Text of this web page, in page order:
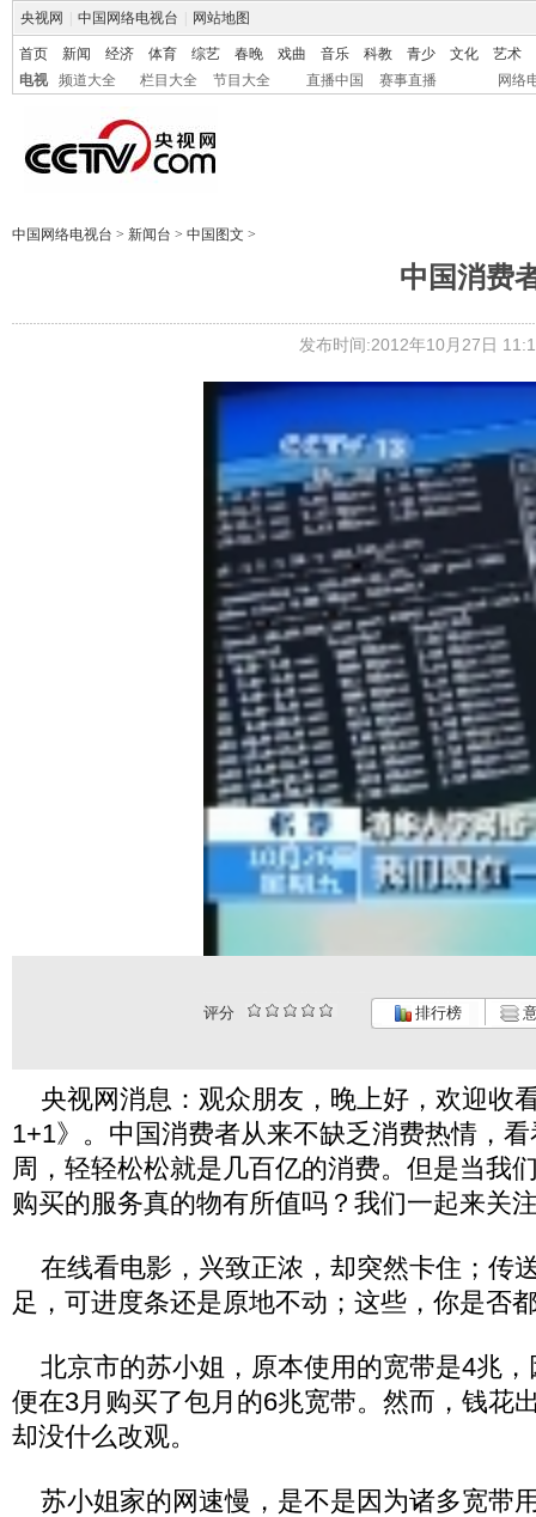
央视网 中国网络电视台 网站地图
首页 新闻 经济 体育 综艺 春晚 戏曲 音乐 科教 青少 文化
艺术
电视
频道大全 栏目大全 节目大全 直播中国 赛事直播 网络
中国网络电视台 > 新闻台 > 中国图文 >
中国消费
发布时间:2012年10月27日
评分 排行榜
央视网消息：观众朋友，晚上好，欢迎收
1+1》。中国消费者从来不缺乏消费热情，
周，轻轻松松就是几百亿的消费。但是当我
购买的服务真的物有所值吗？我们一起来关
在线看电影，兴致正浓，却突然卡住；传
足，可进度条还是原地不动；这些，你是否
北京市的苏小姐，原本使用的宽带是4兆，
便在3月购买了包月的6兆宽带。然而，钱花
却没什么改观。
苏小姐家的网速慢，是不是因为诸多宽带